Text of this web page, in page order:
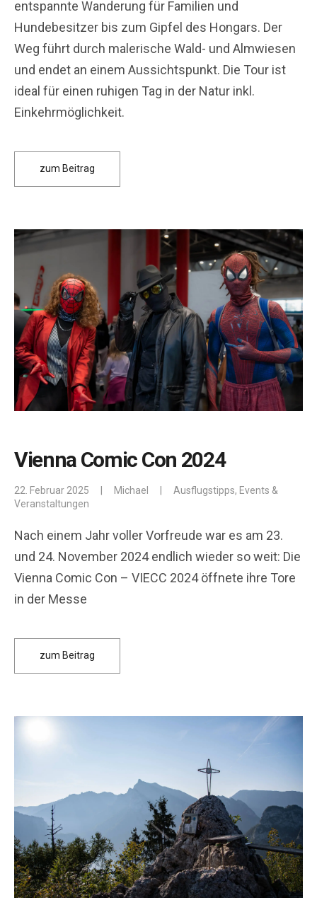
entspannte Wanderung für Familien und
Hundebesitzer bis zum Gipfel des Hongars. Der
Weg führt durch malerische Wald- und Almwiesen
und endet an einem Aussichtspunkt. Die Tour ist
ideal für einen ruhigen Tag in der Natur inkl.
Einkehrmöglichkeit.
zum Beitrag
Vienna Comic Con 2024
22. Februar 2025 Michael Ausflugstipps, Events &
Veranstaltungen
Nach einem Jahr voller Vorfreude war es am 23.
und 24. November 2024 endlich wieder so weit: Die
Vienna Comic Con – VIECC 2024 öffnete ihre Tore
in der Messe
zum Beitrag